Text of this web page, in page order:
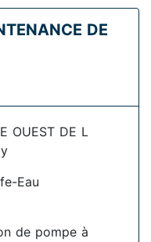
DE
OUEST DE L
Eau
de pompe à